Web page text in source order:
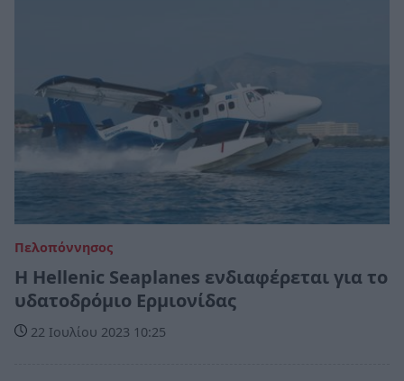
Πελοπόννησος
Η Hellenic Seaplanes ενδιαφέρεται για το
υδατοδρόμιο Ερμιονίδας
22 Ιουλίου 2023 10:25